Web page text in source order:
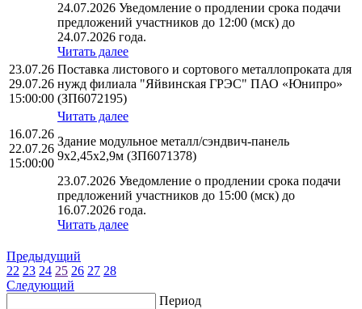
24.07.2026 Уведомление о продлении срока подачи
предложений участников до 12:00 (мск) до
24.07.2026 года.
Читать далее
23.07.26
29.07.26
15:00:00
Поставка листового и сортового металлопроката для
нужд филиала "Яйвинская ГРЭС" ПАО «Юнипро»
(ЗП6072195)
Читать далее
16.07.26
22.07.26
15:00:00
Здание модульное металл/сэндвич-панель
9х2,45х2,9м (ЗП6071378)
23.07.2026 Уведомление о продлении срока подачи
предложений участников до 15:00 (мск) до
16.07.2026 года.
Читать далее
Предыдущий
22 23 24 25 26 27 28
Следующий
Период